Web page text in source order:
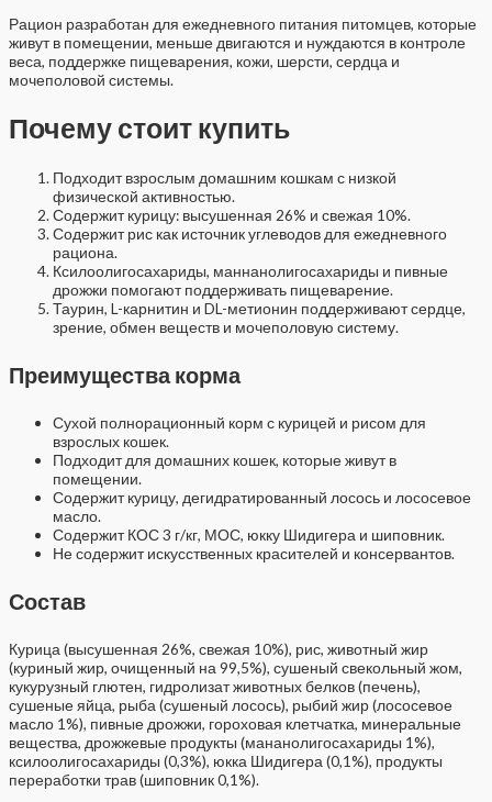
Рацион разработан для ежедневного питания питомцев, которые
живут в помещении, меньше двигаются и нуждаются в контроле
веса, поддержке пищеварения, кожи, шерсти, сердца и
мочеполовой системы.
Почему стоит купить
Подходит взрослым домашним кошкам с низкой
физической активностью.
Содержит курицу: высушенная 26% и свежая 10%.
Содержит рис как источник углеводов для ежедневного
рациона.
Ксилоолигосахариды, маннанолигосахариды и пивные
дрожжи помогают поддерживать пищеварение.
Таурин, L-карнитин и DL-метионин поддерживают сердце,
зрение, обмен веществ и мочеполовую систему.
Преимущества корма
Сухой полнорационный корм с курицей и рисом для
взрослых кошек.
Подходит для домашних кошек, которые живут в
помещении.
Содержит курицу, дегидратированный лосось и лососевое
масло.
Содержит КОС 3 г/кг, МОС, юкку Шидигера и шиповник.
Не содержит искусственных красителей и консервантов.
Состав
Курица (высушенная 26%, свежая 10%), рис, животный жир
(куриный жир, очищенный на 99,5%), сушеный свекольный жом,
кукурузный глютен, гидролизат животных белков (печень),
сушеные яйца, рыба (сушеный лосось), рыбий жир (лососевое
масло 1%), пивные дрожжи, гороховая клетчатка, минеральные
вещества, дрожжевые продукты (мананолигосахариды 1%),
ксилоолигосахариды (0,3%), юкка Шидигера (0,1%), продукты
переработки трав (шиповник 0,1%).